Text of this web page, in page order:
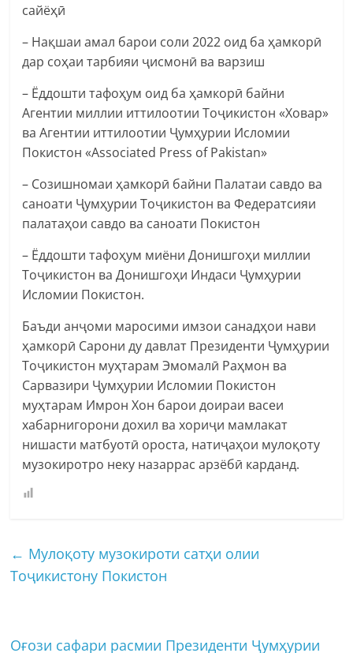
сайёҳӣ
– Нақшаи амал барои соли 2022 оид ба ҳамкорӣ
дар соҳаи тарбияи ҷисмонӣ ва варзиш
– Ёддошти тафоҳум оид ба ҳамкорӣ байни
Агентии миллии иттилоотии Тоҷикистон «Ховар»
ва Агентии иттилоотии Ҷумҳурии Исломии
Покистон «Associated Press of Pakistan»
– Созишномаи ҳамкорӣ байни Палатаи савдо ва
саноати Ҷумҳурии Тоҷикистон ва Федератсияи
палатаҳои савдо ва саноати Покистон
– Ёддошти тафоҳум миёни Донишгоҳи миллии
Тоҷикистон ва Донишгоҳи Индаси Ҷумҳурии
Исломии Покистон.
Баъди анҷоми маросими имзои санадҳои нави
ҳамкорӣ Сарони ду давлат Президенти Ҷумҳурии
Тоҷикистон муҳтарам Эмомалӣ Раҳмон ва
Сарвазири Ҷумҳурии Исломии Покистон
муҳтарам Имрон Хон барои доираи васеи
хабарнигорони дохил ва хориҷи мамлакат
нишасти матбуотӣ ороста, натиҷаҳои мулоқоту
музокиротро неку назаррас арзёбӣ карданд.
← Мулоқоту музокироти сатҳи олии
Тоҷикистону Покистон
Оғози сафари расмии Президенти Ҷумҳурии